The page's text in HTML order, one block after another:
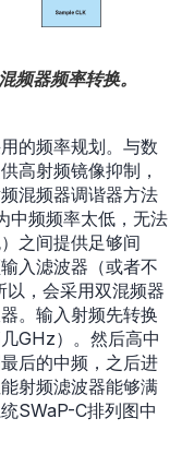
频器频率转换。
的频率规划。与数
高射频镜像抑制，
混频器调谐器方法
中频频率太低，无法
之间提供足够间
入滤波器（或者不
，会采用双混频器
。输入射频先转换
GHz）。然后高中
后的中频，之后进
射频滤波器能够满
SWaP-C排列图中